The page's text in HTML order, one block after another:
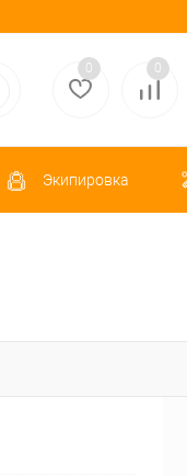
0 0
Экипировка